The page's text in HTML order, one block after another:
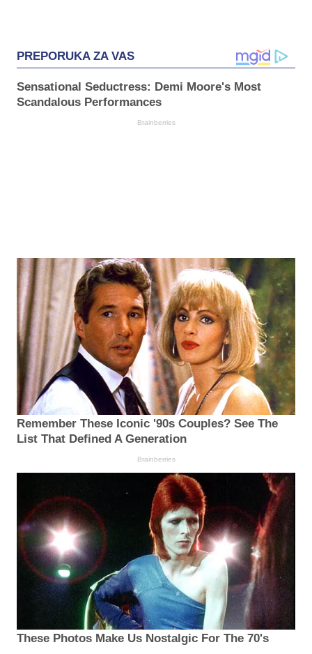
PREPORUKA ZA VAS
Sensational Seductress: Demi Moore's Most
Scandalous Performances
Brainberries
Remember These Iconic '90s Couples? See The
List That Defined A Generation
Brainberries
These Photos Make Us Nostalgic For The 70's